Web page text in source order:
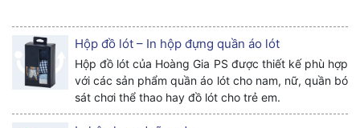
Hộp đồ lót – In hộp đựng quần áo lót
Hộp đồ lót của Hoàng Gia PS được thiết kế phù hợp
với các sản phẩm quần áo lót cho nam, nữ, quần bó
sát chơi thể thao hay đồ lót cho trẻ em.